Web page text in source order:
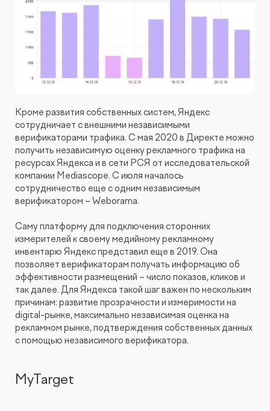
Кроме развития собственных систем, Яндекс
сотрудничает с внешними независимыми
верификаторами трафика. С мая 2020 в Директе можно
получить независимую оценку рекламного трафика на
ресурсах Яндекса и в сети РСЯ от исследовательской
компании Mediascope. С июля началось
сотрудничество еще с одним независимым
верификатором – Weborama.
Саму платформу для подключения сторонних
измерителей к своему медийному рекламному
инвентарю Яндекс представил еще в 2019. Она
позволяет верификаторам получать информацию об
эффективности размещений – число показов, кликов и
так далее. Для Яндекса такой шаг важен по нескольким
причинам: развитие прозрачности и измеримости на
digital-рынке, максимально независимая оценка на
рекламном рынке, подтверждения собственных данных
с помощью независимого верификатора.
MyTarget